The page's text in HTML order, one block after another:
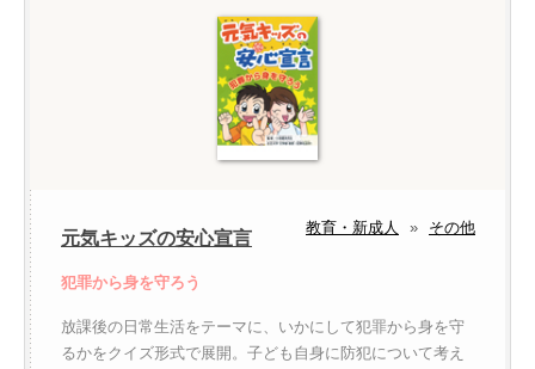
教育・新成人 » その他
元気キッズの安心宣言
犯罪から身を守ろう
放課後の日常生活をテーマに、いかにして犯罪から身を守
るかをクイズ形式で展開。子ども自身に防犯について考え